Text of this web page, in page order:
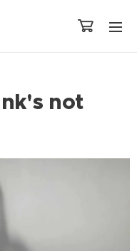
not